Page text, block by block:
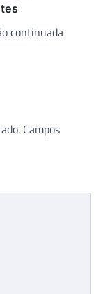
continuada
Campos